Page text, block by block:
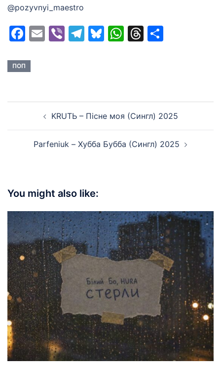
@pozyvnyi_maestro
Facebook
EmailViberTelegram
Bluesky
WhatsApp
Threads
ПОП
navigationKRUТЬ – Пісне моя (Сингл) 2025
Parfeniuk – Хубба Бубба (Сингл) 2025
You might also like: